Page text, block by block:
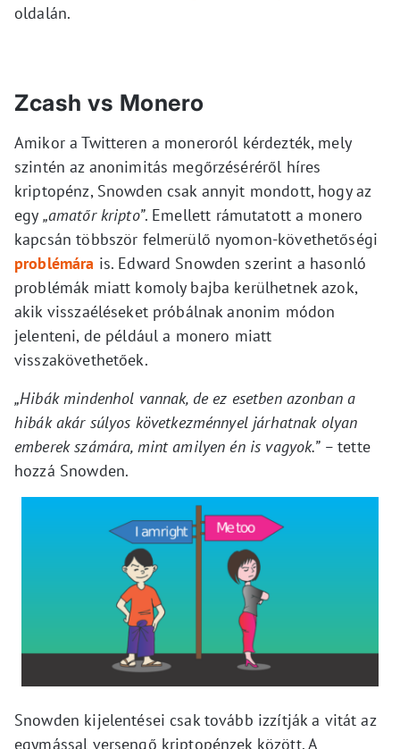
oldalán.
Zcash vs Monero
Amikor a Twitteren a moneroról kérdezték, mely
szintén az anonimitás megőrzéséréről híres
kriptopénz, Snowden csak annyit mondott, hogy az
egy „amatőr kripto”. Emellett rámutatott a monero
kapcsán többször felmerülő nyomon-követhetőségi
problémára is. Edward Snowden szerint a hasonló
problémák miatt komoly bajba kerülhetnek azok,
akik visszaéléseket próbálnak anonim módon
jelenteni, de például a monero miatt
visszakövethetőek.
„Hibák mindenhol vannak, de ez esetben azonban a
hibák akár súlyos következménnyel járhatnak olyan
emberek számára, mint amilyen én is vagyok.” –tette
hozzá Snowden.
Snowden kijelentései csak tovább izzítják a vitát az
egymással versengő kriptopénzek között. A